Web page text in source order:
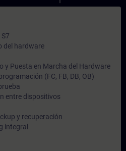
del hardware
y Puesta en Marcha del Hardware
(FC, FB, DB, OB)
entre dispositivos
y recuperación
integral